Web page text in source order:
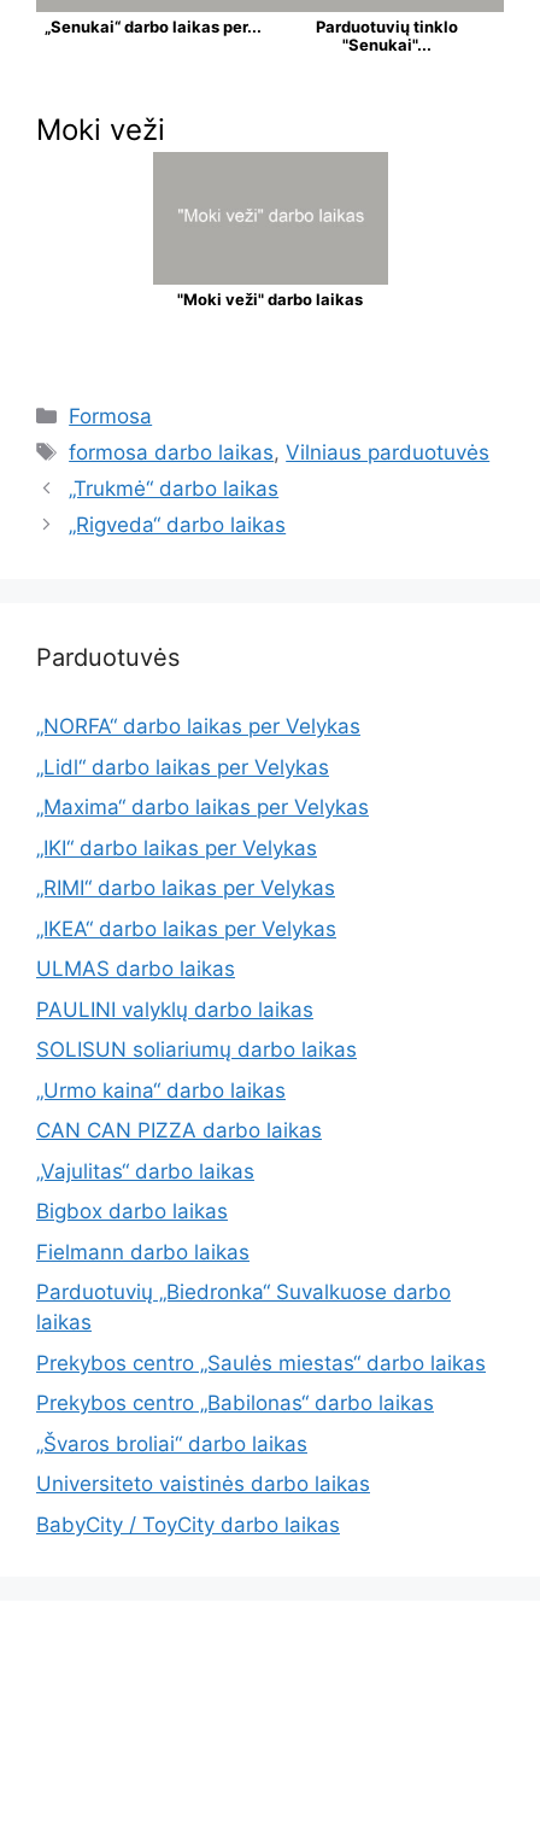
„Senukai“ darbo laikas per...
Parduotuvių tinklo
"Senukai"...
Moki veži
"Moki veži" darbo laikas
Formosa
formosa darbo laikas,Vilniaus parduotuvės
„Trukmė“ darbo laikas
„Rigveda“ darbo laikas
Parduotuvės
„NORFA“ darbo laikas per Velykas
„Lidl“ darbo laikas per Velykas
„Maxima“ darbo laikas per Velykas
„IKI“ darbo laikas per Velykas
„RIMI“ darbo laikas per Velykas
„IKEA“ darbo laikas per Velykas
ULMAS darbo laikas
PAULINI valyklų darbo laikas
SOLISUN soliariumų darbo laikas
„Urmo kaina“ darbo laikas
CAN CAN PIZZA darbo laikas
„Vajulitas“ darbo laikas
Bigbox darbo laikas
Fielmann darbo laikas
Parduotuvių „Biedronka“ Suvalkuose darbo
laikas
Prekybos centro „Saulės miestas“ darbo laikas
Prekybos centro „Babilonas“ darbo laikas
„Švaros broliai“ darbo laikas
Universiteto vaistinės darbo laikas
BabyCity / ToyCity darbo laikas